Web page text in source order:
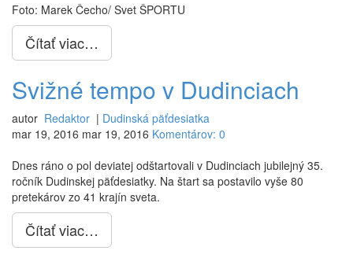
Foto: Marek Čecho/ Svet ŠPORTU
Čítať viac…
Svižné tempo v Dudinciach
autor Redaktor | Dudinská päťdesiatka
mar 19, 2016 mar 19, 2016 Komentárov: 0
Dnes ráno o pol deviatej odštartovali v Dudinciach jubilejný 35.
ročník Dudinskej päťdesiatky. Na štart sa postavilo vyše 80
pretekárov zo 41 krajín sveta.
Čítať viac…